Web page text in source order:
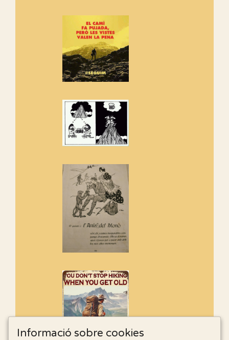
Si ets una entitat o associació
adhereix-te al manifest!
Rebem un diploma dels
Amics de Sant Aniol d'Aguja
Els Centpeus estem implicats
de l'entorn de Sant Aniol
Informació sobre cookies